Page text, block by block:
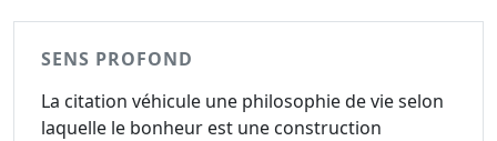
SENS PROFOND
La citation véhicule une philosophie de vie selon
laquelle le bonheur est une construction